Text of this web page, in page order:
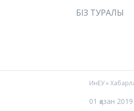
БІЗ ТУРАЛЫ
ИнЕУ»
01 қазан 2019